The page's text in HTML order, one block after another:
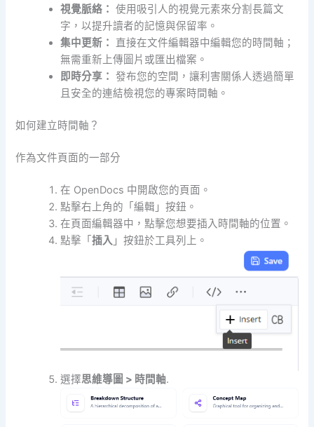
視覺脈絡： 使用吸引人的視覺元素來分割長篇文
字，以提升讀者的記憶與保留率。
集中更新：
直接在文件編輯器中編輯您的時間軸；
無需重新上傳圖片或匯出檔案。
即時分享： 發布您的空間，讓利害關係人透過簡單
且安全的連結檢視您的專案時間軸。
如何建立時間軸？
作為文件頁面的一部分
在 OpenDocs 中開啟您的頁面。
點擊右上角的「編輯」按鈕。
在頁面編輯器中，點擊您想要插入時間軸的位置。
點擊「插入 」按鈕於工具列上。
選擇思維導圖 > 時間軸.